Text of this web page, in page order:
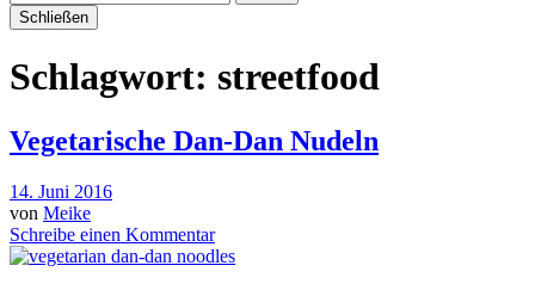
Schließen
Schlagwort: streetfood
Vegetarische Dan-Dan Nudeln
14. Juni 2016
von Meike
Schreibe einen Kommentar